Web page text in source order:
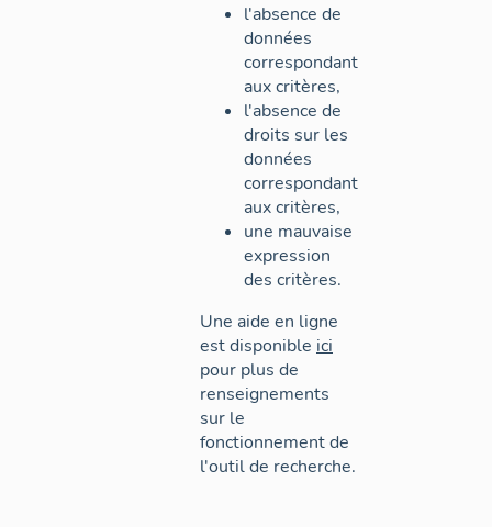
l'absence de
données
correspondant
aux critères,
l'absence de
droits sur les
données
correspondant
aux critères,
une mauvaise
expression
des critères.
Une aide en ligne
est disponible ici
pour plus de
renseignements
sur le
fonctionnement de
l'outil de recherche.